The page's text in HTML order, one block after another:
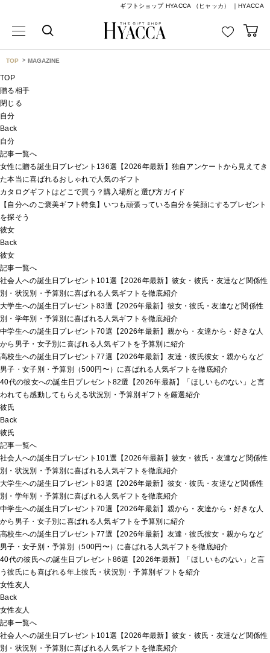
ギフトショップ HYACCA （ヒャッカ） ｜HYACCA
TOP MAGAZINE
TOP
贈る相手
閉じる
自分
Back
自分
記事一覧へ
女性に贈る誕生日プレゼント136選【2026年最新】独自アンケートから見えてき
た本当に喜ばれるおしゃれで人気のギフト
カタログギフトはどこで買う？購入場所と選び方ガイド
【自分へのご褒美ギフト特集】いつも頑張っている自分を笑顔にするプレゼント
を探そう
彼女
Back
彼女
記事一覧へ
社会人への誕生日プレゼント101選【2026年最新】彼女・彼氏・友達など関係性
別・状況別・予算別に喜ばれる人気ギフトを徹底紹介
大学生への誕生日プレゼント83選【2026年最新】彼女・彼氏・友達など関係性
別・学年別・予算別に喜ばれる人気ギフトを徹底紹介
中学生への誕生日プレゼント70選【2026年最新】親から・友達から・好きな人
から男子・女子別に喜ばれる人気ギフトを予算別に紹介
高校生への誕生日プレゼント77選【2026年最新】友達・彼氏彼女・親からなど
男子・女子別・予算別（500円〜）に喜ばれる人気ギフトを徹底紹介
40代の彼女への誕生日プレゼント82選【2026年最新】「ほしいものない」と言
われても感動してもらえる状況別・予算別ギフトを厳選紹介
彼氏
Back
彼氏
記事一覧へ
社会人への誕生日プレゼント101選【2026年最新】彼女・彼氏・友達など関係性
別・状況別・予算別に喜ばれる人気ギフトを徹底紹介
大学生への誕生日プレゼント83選【2026年最新】彼女・彼氏・友達など関係性
別・学年別・予算別に喜ばれる人気ギフトを徹底紹介
中学生への誕生日プレゼント70選【2026年最新】親から・友達から・好きな人
から男子・女子別に喜ばれる人気ギフトを予算別に紹介
高校生への誕生日プレゼント77選【2026年最新】友達・彼氏彼女・親からなど
男子・女子別・予算別（500円〜）に喜ばれる人気ギフトを徹底紹介
40代の彼氏への誕生日プレゼント86選【2026年最新】「ほしいものない」と言
う彼氏にも喜ばれる年上彼氏・状況別・予算別ギフトを紹介
女性友人
Back
女性友人
記事一覧へ
社会人への誕生日プレゼント101選【2026年最新】彼女・彼氏・友達など関係性
別・状況別・予算別に喜ばれる人気ギフトを徹底紹介